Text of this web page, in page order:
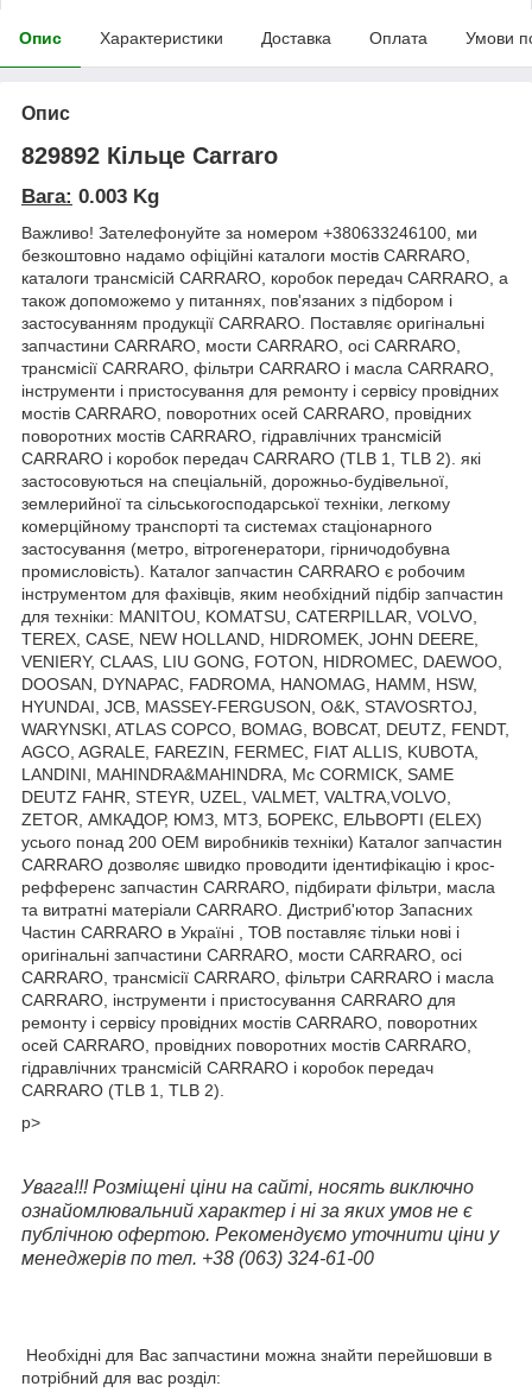
Опис Характеристики Доставка Оплата Умови
Опис
829892 Кільце Carraro
Вага: 0.003 Kg
Важливо! Зателефонуйте за номером +380633246100, ми
безкоштовно надамо офіційні каталоги мостів CARRARO,
каталоги трансмісій CARRARO, коробок передач CARRARO, а
також допоможемо у питаннях, пов'язаних з підбором і
застосуванням продукції CARRARO. Поставляє оригінальні
запчастини CARRARO, мости CARRARO, осі CARRARO,
трансмісії CARRARO, фільтри CARRARO і масла CARRARO,
інструменти і пристосування для ремонту і сервісу провідних
мостів CARRARO, поворотних осей CARRARO, провідних
поворотних мостів CARRARO, гідравлічних трансмісій
CARRARO і коробок передач CARRARO (TLB 1, TLB 2). які
застосовуються на спеціальній, дорожньо-будівельної,
землерийної та сільськогосподарської техніки, легкому
комерційному транспорті та системах стаціонарного
застосування (метро, вітрогенератори, гірничодобувна
промисловість). Каталог запчастин CARRARO є робочим
інструментом для фахівців, яким необхідний підбір запчастин
для техніки: MANITOU, KOMATSU, CATERPILLAR, VOLVO,
TEREX, CASE, NEW HOLLAND, HIDROMEK, JOHN DEERE,
VENIERY, CLAAS, LIU GONG, FOTON, HIDROMEC, DAEWOO,
DOOSAN, DYNAPAC, FADROMA, HANOMAG, HAMM, HSW,
HYUNDAI, JCB, MASSEY-FERGUSON, O&K, STAVOSRTOJ,
WARYNSKI, ATLAS COPCO, BOMAG, BOBCAT, DEUTZ, FENDT,
AGCO, AGRALE, FAREZIN, FERMEC, FIAT ALLIS, KUBOTA,
LANDINI, MAHINDRA&MAHINDRA, Mc CORMICK, SAME
DEUTZ FAHR, STEYR, UZEL, VALMET, VALTRA,VOLVO,
ZETOR, АМКАДОР, ЮМЗ, МТЗ, БОРЕКС, ЕЛЬВОРТІ (ELEX)
усього понад 200 OEM виробників техніки) Каталог запчастин
CARRARO дозволяє швидко проводити ідентифікацію і крос-
рефференс запчастин CARRARO, підбирати фільтри, масла
та витратні матеріали CARRARO. Дистриб'ютор Запасних
Частин CARRARO в Україні , ТОВ поставляє тільки нові і
оригінальні запчастини CARRARO, мости CARRARO, осі
CARRARO, трансмісії CARRARO, фільтри CARRARO і масла
CARRARO, інструменти і пристосування CARRARO для
ремонту і сервісу провідних мостів CARRARO, поворотних
осей CARRARO, провідних поворотних мостів CARRARO,
гідравлічних трансмісій CARRARO і коробок передач
CARRARO (TLB 1, TLB 2).
p>
Увага!!! Розміщені ціни на сайті, носять виключно
ознайомлювальний характер і ні за яких умов не є
публічною офертою. Рекомендуємо уточнити ціни у
менеджерів по тел. +38 (063) 324-61-00
Необхідні для Вас запчастини можна знайти перейшовши в
потрібний для вас розділ: